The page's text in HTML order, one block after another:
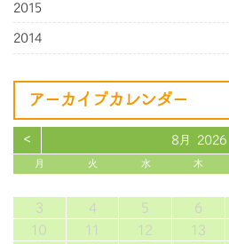
2015
2014
アーカイブカレンダー
< 8月 2026
月 火 水 木
3
4 5 6
10
11 12 13